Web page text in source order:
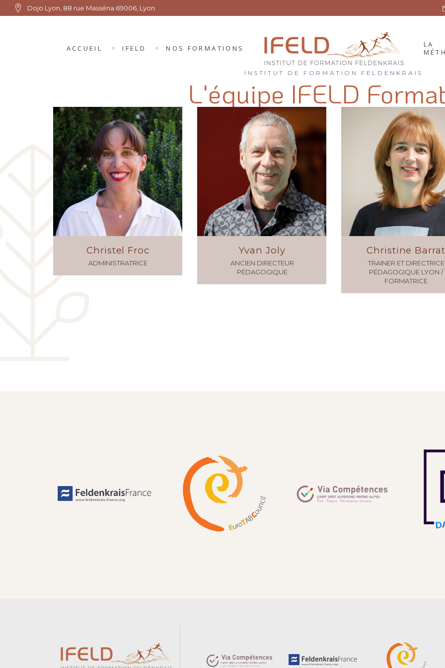
Dojo Lyon, 88 rue Masséna 69006, Lyon
ACCUEIL IFELD
PRÉSENTATION D’IFELD
ANNUAIRE IFELD DES PRATICIENS
FELDENKRAIS
NOS FORMATIONS
CURSUS 2027 – 2030
CURSUS 2025 – 2028
CURSUS 2022 – 2026
CURSUS 2021 – 2024
CURSUS 2019 – 2023
FORMATIONS COURTES
LA
LA
INSTITUT DE FORMATION FELDENKRAIS
L'équipe IFELD
Christel Froc
ADMINISTRATRICE
Yvan Joly
ANCIEN DIRECTEUR
PÉDAGOGIQUE
Christine Barrat
TRAINER ET DIRECTRICE
PÉDAGOGIQUE LYON /
FORMATRICE